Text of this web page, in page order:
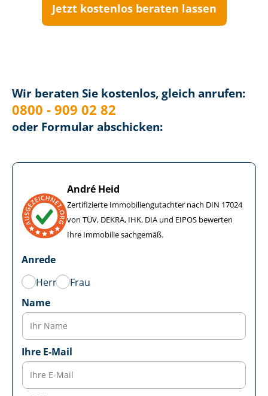
Jetzt kostenlos beraten lassen
Wir beraten Sie kostenlos, gleich anrufen:
0800 - 909 02 82
oder Formular abschicken:
André Heid
Zertifizierte Im­mo­bi­li­en­gut­ach­ter nach DIN 17024
von TÜV, DEKRA, IHK, DIA und EIPOS bewerten
Ihre Immobilie sachgemäß.
Anrede
Herr
Frau
Name
Ihre E-Mail